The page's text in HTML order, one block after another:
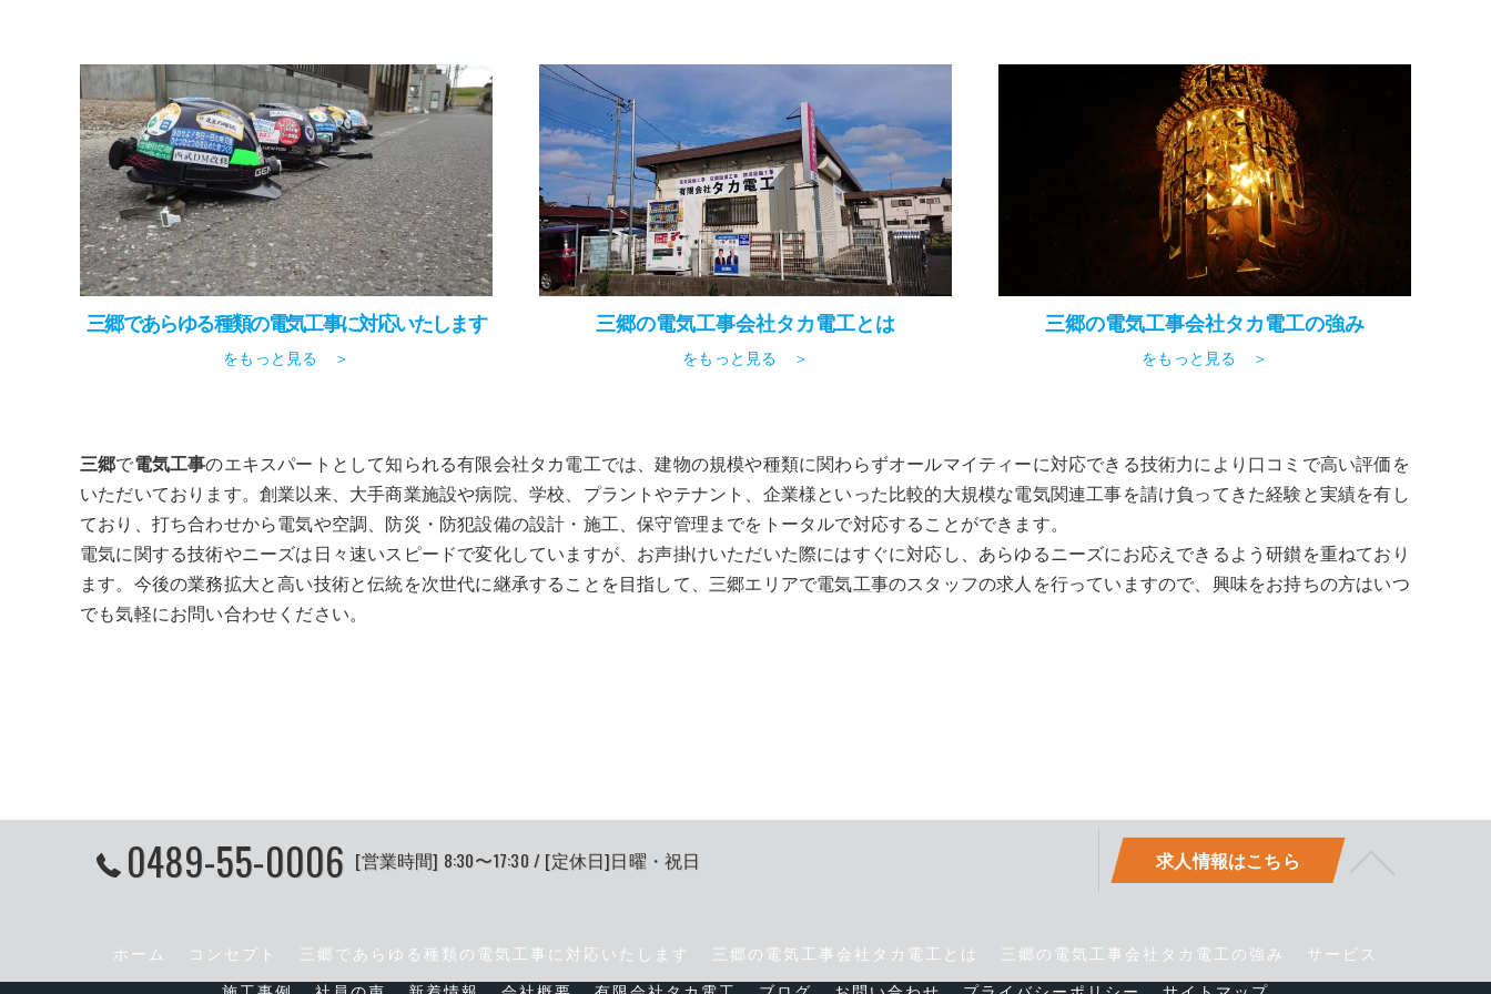
三郷であらゆる種類の電気工事に対応いたします
をもっと見る ＞
三郷の電気工事会社タカ電工とは
をもっと見る ＞
三郷の電気工事会社タカ電工の強み
をもっと見る ＞
三郷で電気工事のエキスパートとして知られる有限会社タカ電工では、建物の規模や種類に関わらずオールマイティーに対応できる技術力により口コミで高い評価を
いただいております。創業以来、大手商業施設や病院、学校、プラントやテナント、企業様といった比較的大規模な電気関連工事を請け負ってきた経験と実績を有し
ており、打ち合わせから電気や空調、防災・防犯設備の設計・施工、保守管理までをトータルで対応することができます。
電気に関する技術やニーズは日々速いスピードで変化していますが、お声掛けいただいた際にはすぐに対応し、あらゆるニーズにお応えできるよう研鑚を重ねており
ます。今後の業務拡大と高い技術と伝統を次世代に継承することを目指して、 三郷エリアで電気工事のスタッフの求人を行っていますので、興味をお持ちの方はいつ
でも気軽にお問い合わせください。
0489-55-0006 [営業時間] 8:30〜17:30 / [定休日]日曜・祝日 求人情報はこちら
ホーム コンセプト 三郷であらゆる種類の電気工事に対応いたします 三郷の電気工事会社タカ電工とは 三郷の電気工事会社タカ電工の強み
サービス